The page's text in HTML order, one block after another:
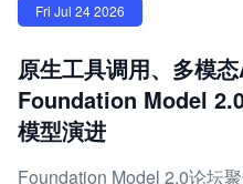
Fri Jul 24 2026
原生工具调用、多模
Foundation Model
模型演进
Foundation Model 2.0论坛